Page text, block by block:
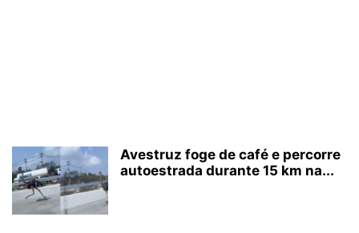
Avestruz foge de café e percorre
autoestrada durante 15 km na...